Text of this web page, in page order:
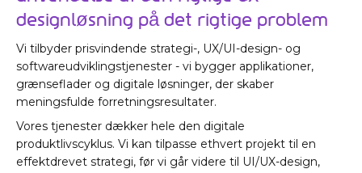
designløsning på det rigtige problem
Vi tilbyder prisvindende strategi-, UX/UI-design- og
softwareudviklingstjenester - vi bygger applikationer,
grænseflader og digitale løsninger, der skaber
meningsfulde forretningsresultater.
Vores tjenester dækker hele den digitale
produktlivscyklus. Vi kan tilpasse ethvert projekt til en
effektdrevet strategi, før vi går videre til UI/UX-design,